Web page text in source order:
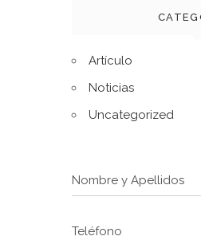
Artículo
Noticias
Uncategorized